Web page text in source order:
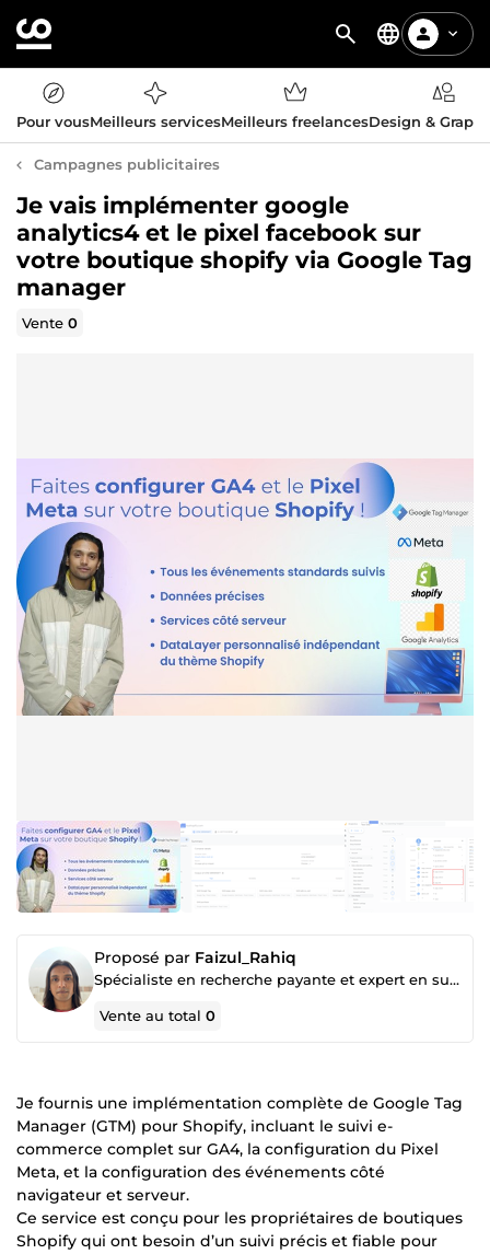
Pour vousMeilleurs servicesMeilleurs freelancesDesign &
Campagnes publicitaires
Je vais implémenter google
analytics4 et le pixel facebook sur
votre boutique shopify via Google Tag
manager
Vente0
Proposé par Faizul_Rahiq
Spécialiste en recherche payante et expert en suivi GA4
Vente au total0
Je fournis une implémentation complète de Google Tag
Manager (GTM) pour Shopify, incluant le suivi e-
commerce complet sur GA4, la configuration du Pixel
Meta, et la configuration des événements côté
navigateur et serveur.
Ce service est conçu pour les propriétaires de boutiques
Shopify qui ont besoin d’un suivi précis et fiable pour